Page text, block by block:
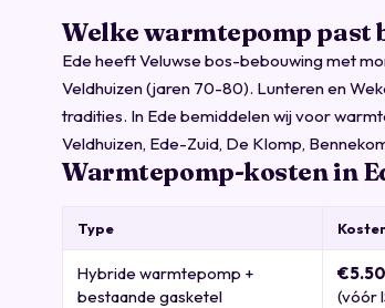
Welke warmtepomp past
Ede heeft Veluwse bos-bebouwing met
Veldhuizen (jaren 70-80). Lunteren en
tradities. In Ede bemiddelen wij voor
Veldhuizen, Ede-Zuid, De Klomp,
Warmtepomp-kosten in
Type
Hybride warmtepomp +
bestaande gasketel
(vóór